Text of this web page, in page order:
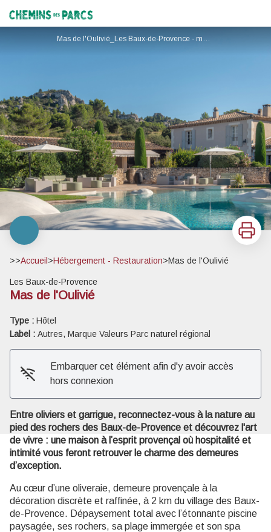
Chemins des Parcs
Mas de l'Oulivié_Les Baux-de-Provence - masdeloulivie
Voir l'image en plein écran
Imprimer
>>Accueil >Hébergement - Restauration>Mas de l'Oulivié
Les Baux-de-Provence
Mas de l'Oulivié
Type : Hôtel
Label : Autres, Marque Valeurs Parc naturel régional
Embarquer cet élément afin d'y avoir accès
hors connexion
Entre oliviers et garrigue, reconnectez-vous à la nature au
pied des rochers des Baux-de-Provence et découvrez l'art
de vivre : une maison à l’esprit provençal où hospitalité et
intimité vous feront retrouver le charme des demeures
d’exception.
Au cœur d’une oliveraie, demeure provençale à la
décoration discrète et raffinée, à 2 km du village des Baux-
de-Provence. Dépaysement total avec l’étonnante piscine
paysagée, ses rochers, sa plage immergée et son spa